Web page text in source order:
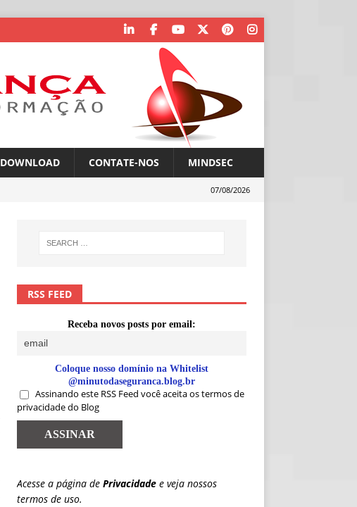
DOWNLOAD CONTATE-NOS MINDSEC
07/08/2026
RSS FEED
Receba novos posts por email:
Coloque nosso domínio na Whitelist
@minutodaseguranca.blog.br
Assinando este RSS Feed você aceita os termos de
privacidade do Blog
Acesse a página de Privacidade e veja nossos
termos de uso.